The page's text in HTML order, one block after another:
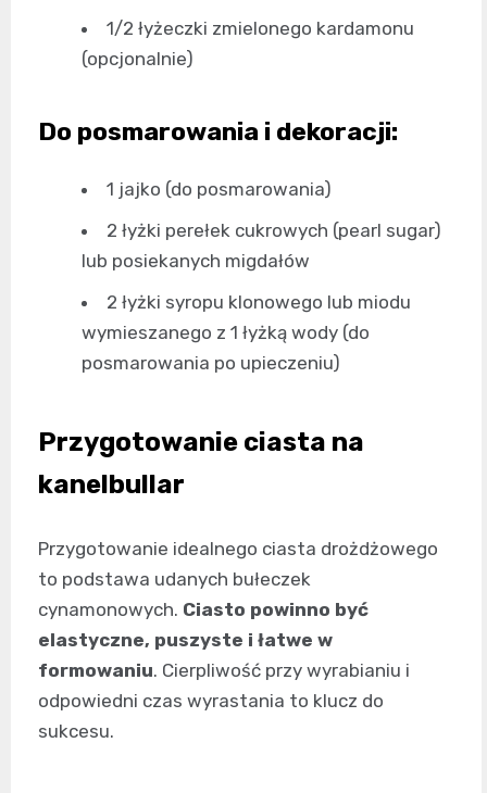
1/2 łyżeczki zmielonego kardamonu
(opcjonalnie)
Do posmarowania i dekoracji:
1 jajko (do posmarowania)
2 łyżki perełek cukrowych (pearl sugar)
lub posiekanych migdałów
2 łyżki syropu klonowego lub miodu
wymieszanego z 1 łyżką wody (do
posmarowania po upieczeniu)
Przygotowanie ciasta na
kanelbullar
Przygotowanie idealnego ciasta drożdżowego
to podstawa udanych bułeczek
cynamonowych. Ciasto powinno być
elastyczne, puszyste i łatwe w
formowaniu. Cierpliwość przy wyrabianiu i
odpowiedni czas wyrastania to klucz do
sukcesu.